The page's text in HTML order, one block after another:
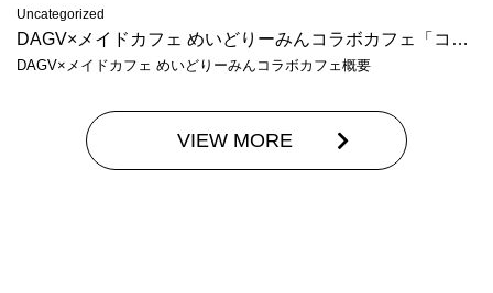
Uncategorized
DAGV×メイドカフェ めいどりーみんコラボカフェ「コラボメニュー/グッズ紹介/チケット購入方法」DAGVの人気Vライバーが大集合！
DAGV×メイドカフェ めいどりーみんコラボカフェ概要
VIEW MORE